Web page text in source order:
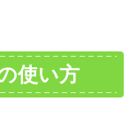
使い方